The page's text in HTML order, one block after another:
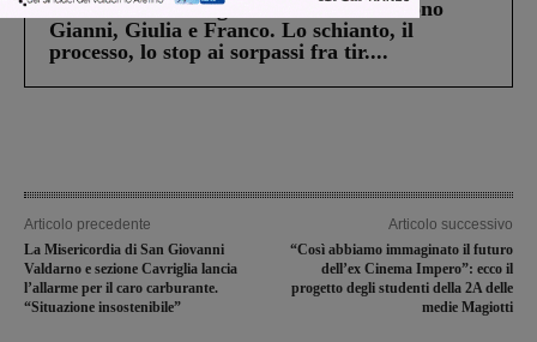
Un anno fa la strage in A1 in cui morirono
Gianni, Giulia e Franco. Lo schianto, il
processo, lo stop ai sorpassi fra tir....
Articolo precedente
La Misericordia di San Giovanni
Valdarno e sezione Cavriglia lancia
l’allarme per il caro carburante.
“Situazione insostenibile”
Articolo successivo
“Così abbiamo immaginato il futuro
dell’ex Cinema Impero”: ecco il
progetto degli studenti della 2A delle
medie Magiotti